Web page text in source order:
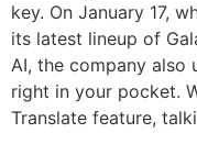
key. On January 17,
its latest lineup of
AI, the company also
right in your pocket.
Translate feature,